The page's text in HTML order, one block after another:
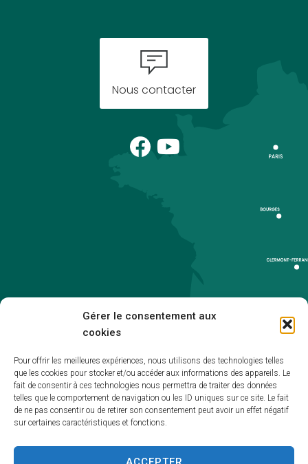
Gérer le consentement aux
cookies
Pour offrir les meilleures expériences, nous utilisons des technologies telles
que les cookies pour stocker et/ou accéder aux informations des appareils. Le
fait de consentir à ces technologies nous permettra de traiter des données
telles que le comportement de navigation ou les ID uniques sur ce site. Le fait
de ne pas consentir ou de retirer son consentement peut avoir un effet négatif
sur certaines caractéristiques et fonctions.
Nous contacter
Accessibilité